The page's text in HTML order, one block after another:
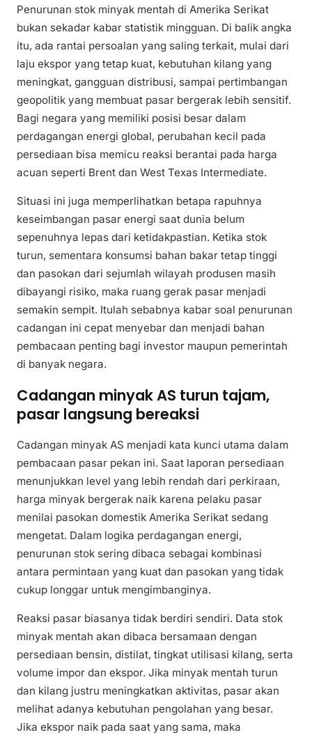
Penurunan stok minyak mentah di Amerika Serikat
bukan sekadar kabar statistik mingguan. Di balik angka
itu, ada rantai persoalan yang saling terkait, mulai dari
laju ekspor yang tetap kuat, kebutuhan kilang yang
meningkat, gangguan distribusi, sampai pertimbangan
geopolitik yang membuat pasar bergerak lebih sensitif.
Bagi negara yang memiliki posisi besar dalam
perdagangan energi global, perubahan kecil pada
persediaan bisa memicu reaksi berantai pada harga
acuan seperti Brent dan West Texas Intermediate.
Situasi ini juga memperlihatkan betapa rapuhnya
keseimbangan pasar energi saat dunia belum
sepenuhnya lepas dari ketidakpastian. Ketika stok
turun, sementara konsumsi bahan bakar tetap tinggi
dan pasokan dari sejumlah wilayah produsen masih
dibayangi risiko, maka ruang gerak pasar menjadi
semakin sempit. Itulah sebabnya kabar soal penurunan
cadangan ini cepat menyebar dan menjadi bahan
pembacaan penting bagi investor maupun pemerintah
di banyak negara.
Cadangan minyak AS turun tajam,
pasar langsung bereaksi
Cadangan minyak AS menjadi kata kunci utama dalam
pembacaan pasar pekan ini. Saat laporan persediaan
menunjukkan level yang lebih rendah dari perkiraan,
harga minyak bergerak naik karena pelaku pasar
menilai pasokan domestik Amerika Serikat sedang
mengetat. Dalam logika perdagangan energi,
penurunan stok sering dibaca sebagai kombinasi
antara permintaan yang kuat dan pasokan yang tidak
cukup longgar untuk mengimbanginya.
Reaksi pasar biasanya tidak berdiri sendiri. Data stok
minyak mentah akan dibaca bersamaan dengan
persediaan bensin, distilat, tingkat utilisasi kilang, serta
volume impor dan ekspor. Jika minyak mentah turun
dan kilang justru meningkatkan aktivitas, pasar akan
melihat adanya kebutuhan pengolahan yang besar.
Jika ekspor naik pada saat yang sama, maka